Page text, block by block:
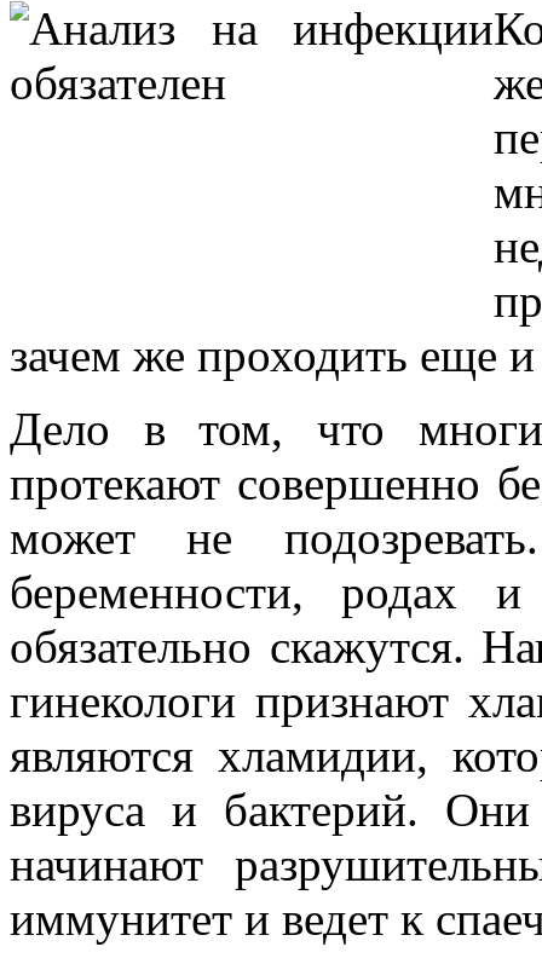
зачем же проходить еще
Дело в том, что
протекают совершенно
может не
беременности, родах
обязательно скажутся.
гинекологи признают
являются хламидии,
вируса и бактерий.
начинают
иммунитет и ведет к